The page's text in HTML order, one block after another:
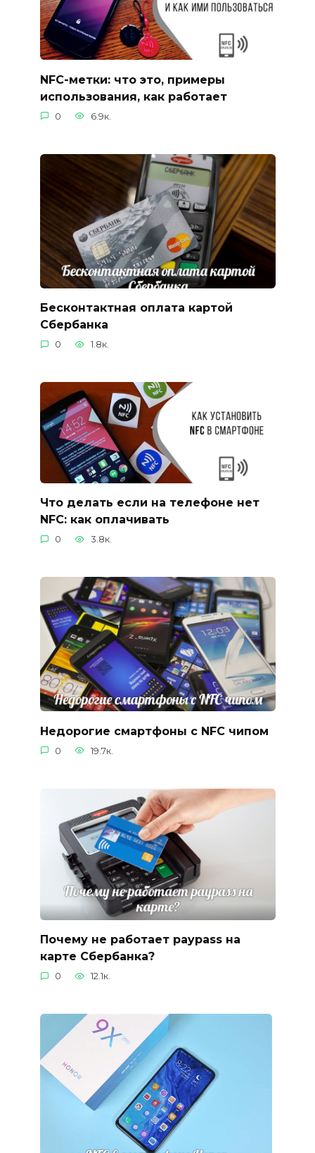
NFC-метки: что это, примеры
использования, как работает
0 6.9к.
Бесконтактная оплата картой
Сбербанка
0 1.8к.
Что делать если на телефоне нет
NFC: как оплачивать
0 3.8к.
Недорогие смартфоны с NFC чипом
0 19.7к.
Почему не работает paypass на
карте Сбербанка?
0 12.1к.